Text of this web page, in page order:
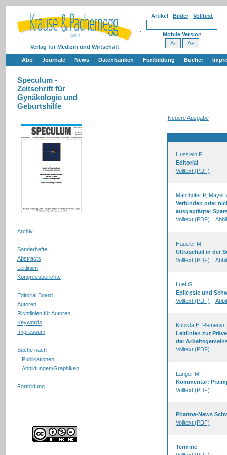
Verlag für Medizin und Wirtschaft
Artikel Bilder Volltext
Mobile Version
Abo Journale News Datenbanken Fortbildung Bücher
Speculum -
Zeitschrift für
Gynäkologie und
Geburtshilfe
Archiv
Sonderhefte
Abstracts
Leitlinien
Kongressberichte
Editorial Board
Autoren
Richtlinien für Autoren
Keywords
Impressum
Suche nach
Publikationen
Abbildungen/Graphiken
Fortbildung
Neuere Ausgabe
Husslein P
Editorial
Volltext (PDF)
Mahrhofer P, Mayer
Verbinden oder
ausgeprägter
Volltext (PDF)
Häusler M
Ultraschall in der
Volltext (PDF)
Luef G
Epilepsie und
Volltext (PDF)
Kubista E, Remenyi
Leitlinien zur
der
Volltext (PDF)
Langer M
Kommentar:
Volltext (PDF)
Pharma-News
Volltext (PDF)
Termine